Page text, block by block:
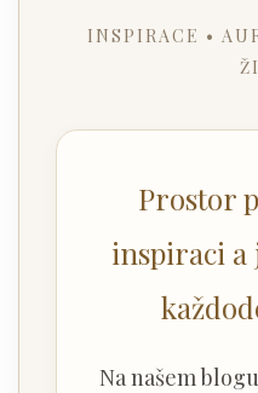
INSPIRACE •
Prostor
inspiraci
Na našem